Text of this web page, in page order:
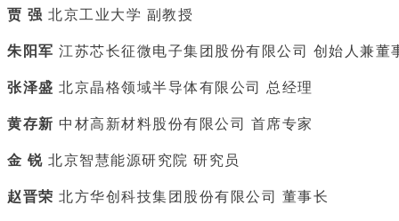
贾 强 北京工业大学 副教授
朱阳军 江苏芯长征微电子集团股份有限公司 创始人兼董
张泽盛 北京晶格领域半导体有限公司 总经理
黄存新 中材高新材料股份有限公司 首席专家
金 锐 北京智慧能源研究院 研究员
赵晋荣 北方华创科技集团股份有限公司 董事长